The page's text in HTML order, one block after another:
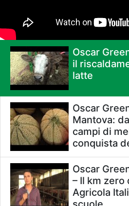
Oscar
il
latte
Oscar
Mantova:
campi di
conquista
Oscar
– Il km zero
Agricola